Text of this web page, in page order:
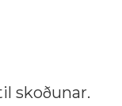
skoðunar.